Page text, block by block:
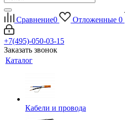
Сравнение0 Отложенные 0
+7(495)-050-03-15
Заказать звонок
Каталог
Кабели и провода